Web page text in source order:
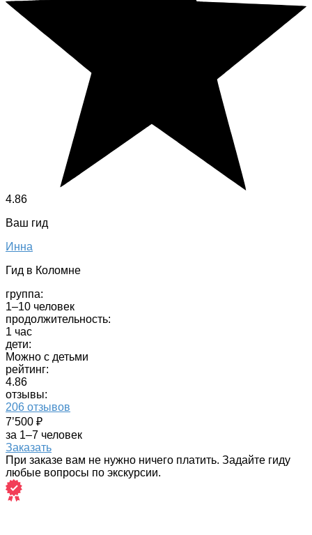
4.86
Ваш гид
Инна
Гид в Коломне
группа:
1–10 человек
продолжительность:
1 час
дети:
Можно с детьми
рейтинг:
4.86
отзывы:
206 отзывов
7’500 ₽
за 1–7 человек
Заказать
При заказе вам не нужно ничего платить. Задайте гиду
любые вопросы по экскурсии.